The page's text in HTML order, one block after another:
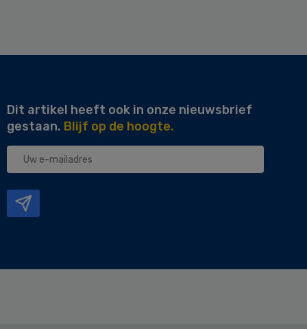
Dit artikel heeft ook in onze nieuwsbrief
gestaan. Blijf op de hoogte.
Uw